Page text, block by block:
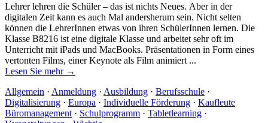
Lehrer lehren die Schüler – das ist nichts Neues. Aber in der
digitalen Zeit kann es auch Mal andersherum sein. Nicht selten
können die LehrerInnen etwas von ihren SchülerInnen lernen. Die
Klasse B8216 ist eine digitale Klasse und arbeitet sehr oft im
Unterricht mit iPads und MacBooks. Präsentationen in Form eines
vertonten Films, einer Keynote als Film animiert ...
Lesen Sie mehr →
Allgemein · Anmeldung · Ausbildung · Berufsschule ·
Digitalisierung · Europa · Individuelle Förderung · Kaufleute
Büromanagement · Schulprogramm · Tabletlearning ·